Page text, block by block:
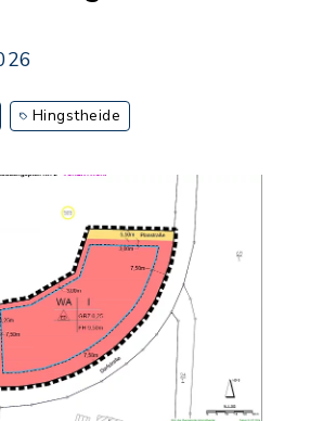
Hingstheide